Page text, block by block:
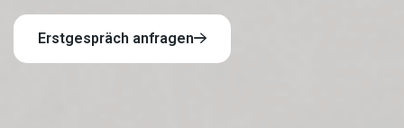
Erstgespräch anfragen